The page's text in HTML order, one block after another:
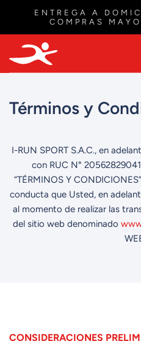
ENTREGA A
COMPRAS
Términos y
I-RUN SPORT S.A.C., en
con RUC N°
“TÉRMINOS Y
conducta que Usted, en
al momento de realizar las
del sitio web denominado
CONSIDERACIONES